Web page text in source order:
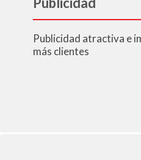
Publicidad atractiva e
más clientes